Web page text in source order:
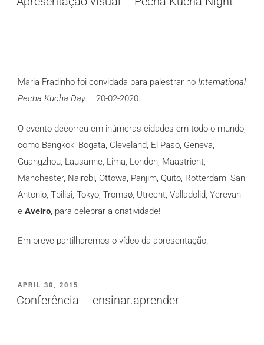
Maria Fradinho foi convidada para palestrar no International
Pecha Kucha Day – 20-02-2020.
O evento decorreu em inúmeras cidades em todo o mundo,
como Bangkok, Bogata, Cleveland, El Paso, Geneva,
Guangzhou, Lausanne, Lima, London, Maastricht,
Manchester, Nairobi, Ottowa, Panjim, Quito, Rotterdam, San
Antonio, Tbilisi, Tokyo, Tromsø, Utrecht, Valladolid, Yerevan
e Aveiro , para celebrar a criatividade!
Em breve partilharemos o vídeo da apresentação.
PUBLICADO
EM
APRIL 30, 2015
Conferência – ensinar.aprender